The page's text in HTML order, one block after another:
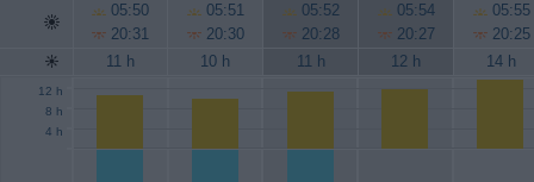
05:50
20:31
05:51
20:30
05:52
20:28
05:54
20:27
05:55
20:25
11 h
10 h 11 h 12 h 14 h
4 h
8 h
12 h